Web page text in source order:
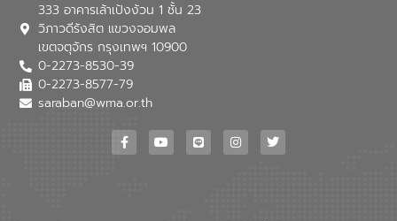
333 อาคารเล้าเป้งง้วน 1 ชั้น 23
วิภาวดีรังสิต แขวงจอมพล
เขตจตุจักร กรุงเทพฯ 10900
0-2273-8530-39
0-2273-8577-79
saraban@wma.or.th